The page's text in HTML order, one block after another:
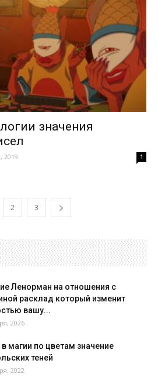
значения
2019 1
2 3
Ленорман на отношения с
расклад который изменит
вашу...
2026
в магии по цветам значение
теней
2022